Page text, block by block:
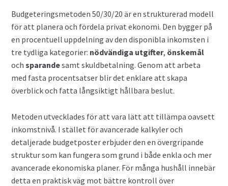
Kontakta oss
Lån
Privatlån
Samla ihop dina lån
SMS-lån
Spara i fonder
Terminer
Budgeteringsmetoden 50/30/20 är en strukturerad modell
för att planera och fördela privat ekonomi. Den bygger på
en procentuell uppdelning av den disponibla inkomsten i
tre tydliga kategorier: nödvändiga utgifter, önskemål
ochsparandesamt skuldbetalning. Genom att arbeta
med fasta procentsatser blir det enklare att skapa
överblick och fatta långsiktigt hållbara beslut.
Metoden utvecklades för att vara lätt att tillämpa oavsett
inkomstnivå. I stället för avancerade kalkyler och
detaljerade budgetposter erbjuder den en övergripande
struktur som kan fungera som grund i både enkla och mer
avancerade ekonomiska planer. För många hushåll innebär
detta en praktisk väg mot bättre kontroll över